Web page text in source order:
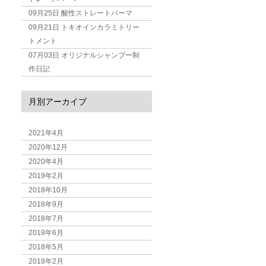
09月25日 酸性ストレートパーマ
09月21日
トキオインカラミトリー
トメント
07月03日 オリジナルシャンプー制
作日記
月別アーカイブ
2021年4月
2020年12月
2020年4月
2019年2月
2018年10月
2018年9月
2018年7月
2018年6月
2018年5月
2018年2月